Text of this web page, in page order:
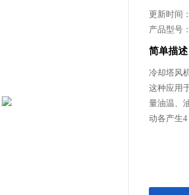
更新时间
产品型号
简单描述
冷却塔风
这种应用
量油温、
动各产生4